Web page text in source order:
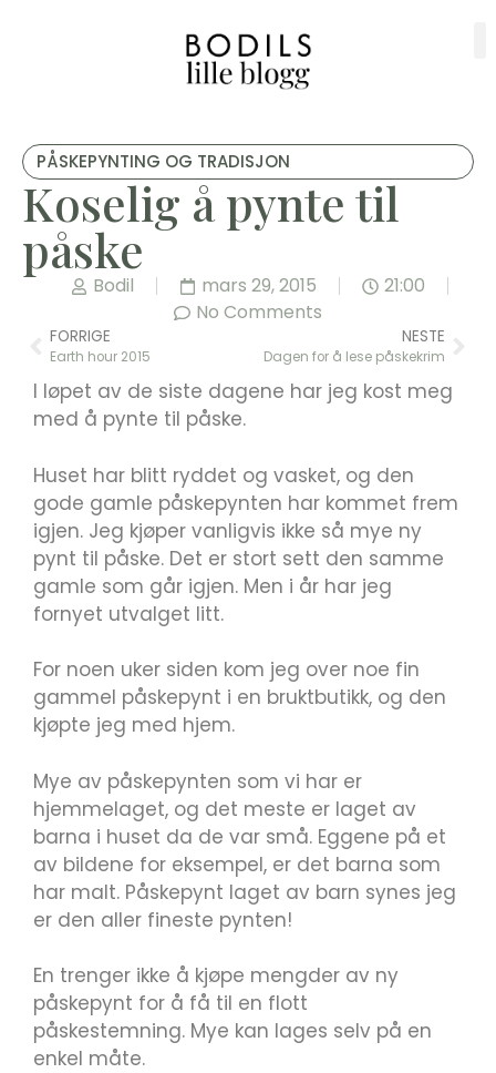
PÅSKEPYNTING OG TRADISJON
Koselig å pynte til
påske
Bodil mars 29, 2015
21:00
No Comments
FORRIGE
Earth hour 2015
NESTE
Dagen for å lese påskekrim
I løpet av de siste dagene har jeg kost meg
med å pynte til påske.
Huset har blitt ryddet og vasket, og den
gode gamle påskepynten har kommet frem
igjen. Jeg kjøper vanligvis ikke så mye ny
pynt til påske. Det er stort sett den samme
gamle som går igjen. Men i år har jeg
fornyet utvalget litt.
For noen uker siden kom jeg over noe fin
gammel påskepynt i en bruktbutikk, og den
kjøpte jeg med hjem.
Mye av påskepynten som vi har er
hjemmelaget, og det meste er laget av
barna i huset da de var små. Eggene på et
av bildene for eksempel, er det barna som
har malt. Påskepynt laget av barn synes jeg
er den aller fineste pynten!
En trenger ikke å kjøpe mengder av ny
påskepynt for å få til en flott
påskestemning. Mye kan lages selv på en
enkel måte.